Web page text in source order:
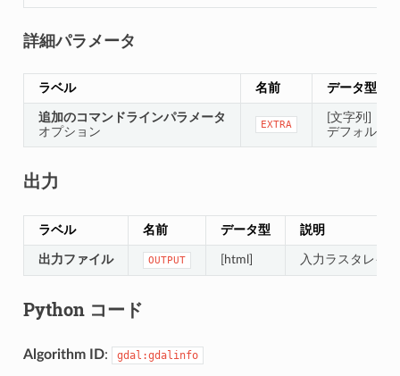
詳細パラメータ
ラベル 名前 データ型
追加のコマンドラインパラメータ
オプション
EXTRA
[文字列]
デフォルト
出力
ラベル 名前 データ型 説明
出力ファイル OUTPUT [html] 入力ラスタレイ
Python コード
Algorithm ID: gdal:gdalinfo